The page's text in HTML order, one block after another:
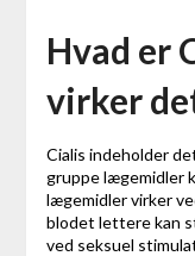
Hvad er
virker
Cialis indeholder
gruppe lægemidler
lægemidler virker
blodet lettere kan
ved seksuel